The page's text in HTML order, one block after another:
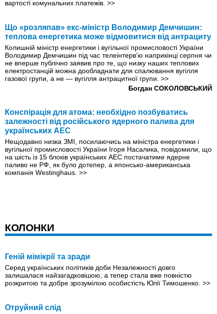
вартості комунальних платежів. >>
Що «розляпав» екс-мiнiстр Володимир Демчишин:
теплова енергетика може відмовитися від антрациту
Колишній міністр енергетики і вугільної промисловості України
Володимир Демчишин під час телеінтерв’ю наприкiнцi серпня чи
не вперше публічно заявив про те, що низку наших теплових
електростанцій можна дообладнати для спалювання вугілля
газової групи, а не — вугілля антрацитної групи. >>
Богдан СОКОЛОВСЬКИЙ
Конспiрацiя для атома: необхiдно позбуватись
залежностi вiд росiйського ядерного палива для
українських АЕС
Нещодавно низка ЗМІ, посилаючись на міністра енергетики і
вугільної промисловості України Ігоря Насалика, повідомили, що
на шiсть із 15 блоків українських АЕС постачатиме ядерне
паливо не РФ, як було дотепер, а японсько-американська
компанія Westinghaus. >>
КОЛОНКИ
Геній мімікрії та зради
Серед українських політиків доби Незалежності довго
залишалася найзагадковішою, а тепер стала вже повністю
розкритою та добре зрозумілою особистість Юлії Тимошенко. >>
Отруйний слiд